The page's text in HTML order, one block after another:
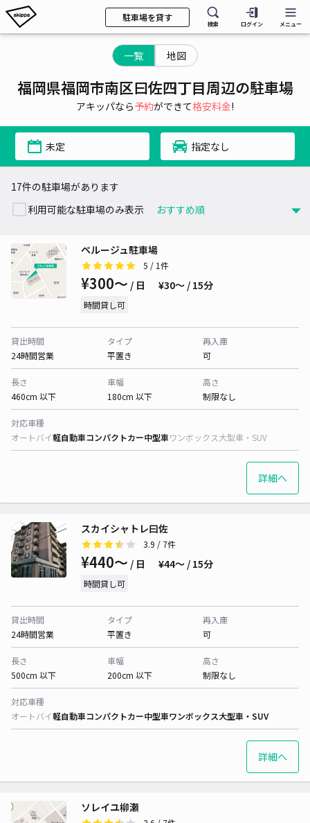
駐車場を貸す
検索 ログイン メニュー
一覧 地図
福岡県福岡市南区曰佐四丁目周辺の駐車場
アキッパなら予約ができて格安料金!
未定 指定なし
17件の駐車場があります
利用可能な駐車場のみ表示
ペルージュ駐車場
5 / 1件
¥300〜 / 日 ¥30〜 / 15分
時間貸し可
貸出時間
24時間営業
タイプ
平置き
再入庫
可
長さ
460cm 以下
車幅
180cm 以下
高さ
制限なし
対応車種
オートバイ軽自動車コンパクトカー中型車ワンボックス大型車・SUV
詳細へ
スカイシャトレ曰佐
3.9 / 7件
¥440〜 / 日 ¥44〜 / 15分
時間貸し可
貸出時間
24時間営業
タイプ
平置き
再入庫
可
長さ
500cm 以下
車幅
200cm 以下
高さ
制限なし
対応車種
オートバイ軽自動車コンパクトカー中型車ワンボックス大型車・SUV
詳細へ
ソレイユ柳瀬